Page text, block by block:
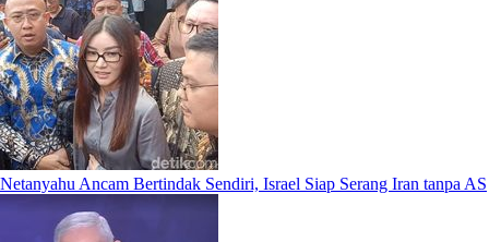
Netanyahu Ancam Bertindak Sendiri, Israel Siap Serang Iran tanpa AS